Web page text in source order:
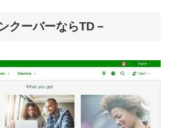
クーバーならTD－